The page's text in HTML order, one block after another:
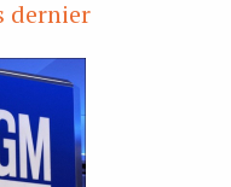
dernier